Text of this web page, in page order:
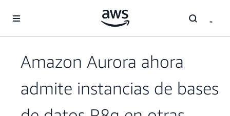
Amazon Aurora ahora
admite instancias de bases